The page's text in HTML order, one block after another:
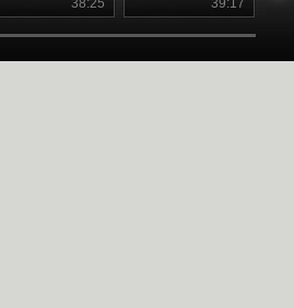
38:25 39:17